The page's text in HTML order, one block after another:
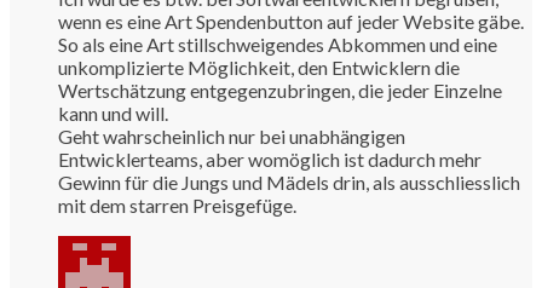
wenn es eine Art Spendenbutton auf jeder Website gäbe.
So als eine Art stillschweigendes Abkommen und eine
unkomplizierte Möglichkeit, den Entwicklern die
Wertschätzung entgegenzubringen, die jeder Einzelne
kann und will.
Geht wahrscheinlich nur bei unabhängigen
Entwicklerteams, aber womöglich ist dadurch mehr
Gewinn für die Jungs und Mädels drin, als ausschliesslich
mit dem starren Preisgefüge.